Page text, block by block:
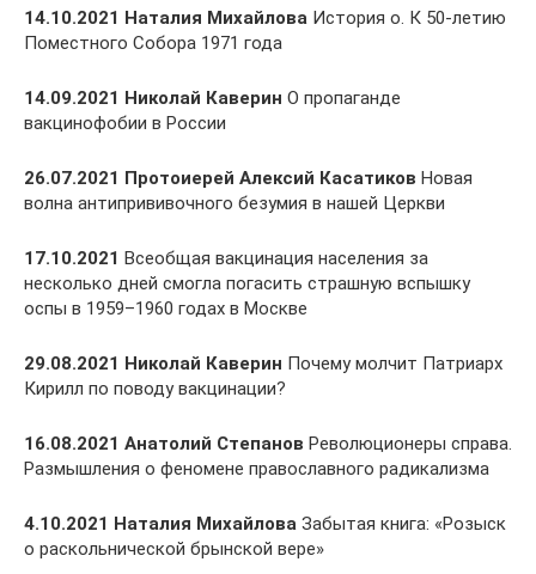
14.10.2021 Наталия Михайлова История о. К 50-летию
Поместного Собора 1971 года
14.09.2021 Николай Каверин О пропаганде
вакцинофобии в России
26.07.2021 Протоиерей Алексий Касатиков Новая
волна антипрививочного безумия в нашей Церкви
17.10.2021 Всеобщая вакцинация населения за
несколько дней смогла погасить страшную вспышку
оспы в 1959–1960 годах в Москве
29.08.2021 Николай Каверин Почему молчит Патриарх
Кирилл по поводу вакцинации?
16.08.2021 Анатолий Степанов Революционеры справа.
Размышления о феномене православного радикализма
4.10.2021 Наталия Михайлова Забытая книга: «Розыск
о раскольнической брынской вере»